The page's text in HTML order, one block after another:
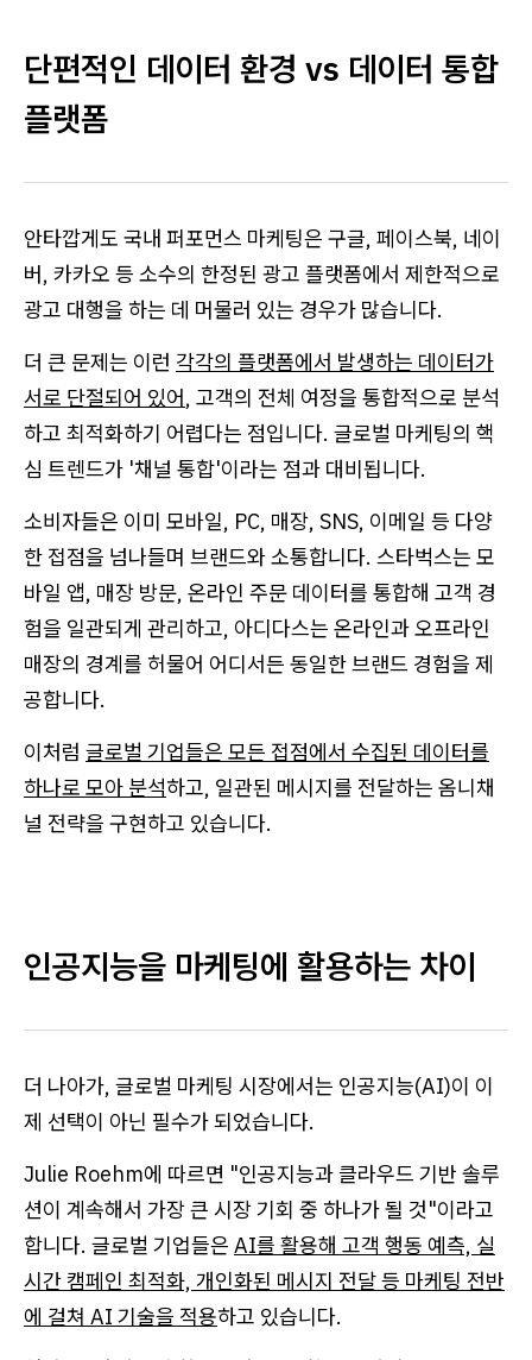
단편적인 데이터 환경 vs 데이터 통합
플랫폼
안타깝게도 국내 퍼포먼스 마케팅은 구글, 페이스북, 네이
버, 카카오 등 소수의 한정된 광고 플랫폼에서 제한적으로
광고 대행을 하는 데 머물러 있는 경우가 많습니다.
더 큰 문제는 이런 각각의 플랫폼에서 발생하는 데이터가
서로 단절되어 있어, 고객의 전체 여정을 통합적으로 분석
하고 최적화하기 어렵다는 점입니다. 글로벌 마케팅의 핵
심 트렌드가 '채널 통합'이라는 점과 대비됩니다.
소비자들은 이미 모바일, PC, 매장, SNS, 이메일 등 다양
한 접점을 넘나들며 브랜드와 소통합니다. 스타벅스는 모
바일 앱, 매장 방문, 온라인 주문 데이터를 통합해 고객 경
험을 일관되게 관리하고, 아디다스는 온라인과 오프라인
매장의 경계를 허물어 어디서든 동일한 브랜드 경험을 제
공합니다.
이처럼 글로벌 기업들은 모든 접점에서 수집된 데이터를
하나로 모아 분석하고, 일관된 메시지를 전달하는 옴니채
널 전략을 구현하고 있습니다.
인공지능을 마케팅에 활용하는 차이
더 나아가, 글로벌 마케팅 시장에서는 인공지능(AI)이 이
제 선택이 아닌 필수가 되었습니다.
Julie Roehm에 따르면 "인공지능과 클라우드 기반 솔루
션이 계속해서 가장 큰 시장 기회 중 하나가 될 것"이라고
합니다. 글로벌 기업들은 AI를 활용해 고객 행동 예측, 실
시간 캠페인 최적화, 개인화된 메시지 전달 등 마케팅 전반
에 걸쳐 AI 기술을 적용하고 있습니다.